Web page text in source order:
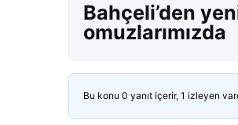
Bahçeli’den
omuzlarımızda
Bu konu 0 yanıt içerir, 1 izleyen